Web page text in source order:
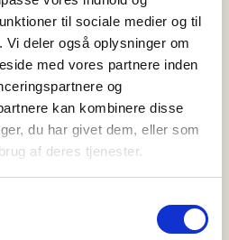
til sociale medier og til
deler også oplysninger om
med vores partnere inden
og
kan kombinere disse
du har givet dem, eller som
af deres tjenester.
14. september har vi kun åbent i
hensynsfuldt og undgår at blokere
til elbil